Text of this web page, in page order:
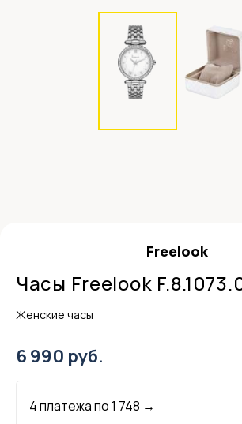
Freelook
Часы Freelook
Женские часы
6 990 руб.
4 платежа по1 748 →